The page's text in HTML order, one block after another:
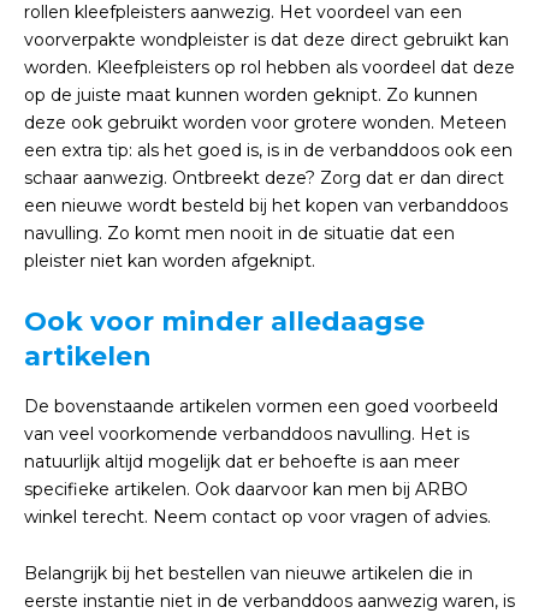
rollen kleefpleisters aanwezig. Het voordeel van een
voorverpakte wondpleister is dat deze direct gebruikt kan
worden. Kleefpleisters op rol hebben als voordeel dat deze
op de juiste maat kunnen worden geknipt. Zo kunnen
deze ook gebruikt worden voor grotere wonden. Meteen
een extra tip: als het goed is, is in de verbanddoos ook een
schaar aanwezig. Ontbreekt deze? Zorg dat er dan direct
een nieuwe wordt besteld bij het kopen van verbanddoos
navulling. Zo komt men nooit in de situatie dat een
pleister niet kan worden afgeknipt.
Ook voor minder alledaagse
artikelen
De bovenstaande artikelen vormen een goed voorbeeld
van veel voorkomende verbanddoos navulling. Het is
natuurlijk altijd mogelijk dat er behoefte is aan meer
specifieke artikelen. Ook daarvoor kan men bij ARBO
winkel terecht. Neem contact op voor vragen of advies.
Belangrijk bij het bestellen van nieuwe artikelen die in
eerste instantie niet in de verbanddoos aanwezig waren, is